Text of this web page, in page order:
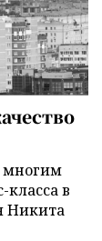
многим
в
Никита